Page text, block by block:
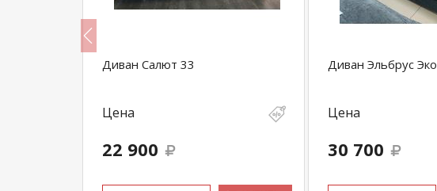
Диван Салют 33
Цена
22 900
Диван Эльбрус Эко
Цена
30 700